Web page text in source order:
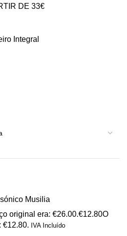
DE 33€
Musilia
original era: €26.00.€12.80O
€12.80. IVA Incluído